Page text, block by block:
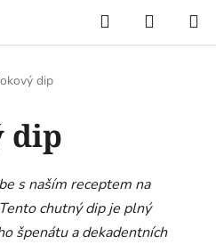
Hledat
KOŠÍK
dip
dip
s naším receptem na
chutný dip je plný
špenátu a dekadentních